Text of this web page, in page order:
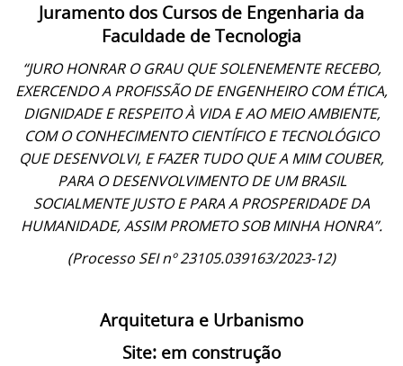
Juramento dos Cursos de Engenharia da
Faculdade de Tecnologia
“JURO HONRAR O GRAU QUE SOLENEMENTE RECEBO,
EXERCENDO A PROFISSÃO DE ENGENHEIRO COM ÉTICA,
DIGNIDADE E RESPEITO À VIDA E AO MEIO AMBIENTE,
COM O CONHECIMENTO CIENTÍFICO E TECNOLÓGICO
QUE DESENVOLVI, E FAZER TUDO QUE A MIM COUBER,
PARA O DESENVOLVIMENTO DE UM BRASIL
SOCIALMENTE JUSTO E PARA A PROSPERIDADE DA
HUMANIDADE, ASSIM PROMETO SOB MINHA HONRA”.
(Processo SEI nº 23105.039163/2023-12)
Arquitetura e Urbanismo
Site: em construção